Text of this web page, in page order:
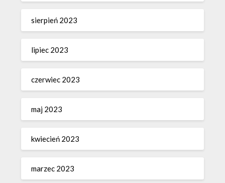
sierpień 2023
lipiec 2023
czerwiec 2023
maj 2023
kwiecień 2023
marzec 2023